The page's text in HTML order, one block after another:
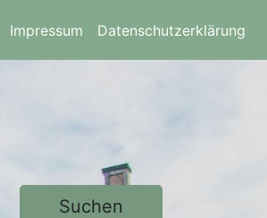
Impressum Datenschutzerklärung
Suchen